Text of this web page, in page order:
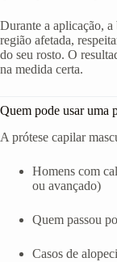
Durante a aplicação, a
região afetada,
do seu rosto. O
na medida certa.
Quem pode usar uma
A prótese capilar
Homens com
ou avançado)
Quem passou
Casos de